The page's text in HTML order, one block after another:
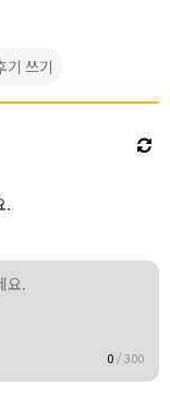
기 쓰기
.
0 /300